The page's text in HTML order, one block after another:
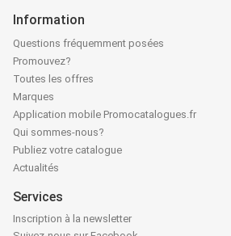
Information
Questions fréquemment posées
Promouvez?
Toutes les offres
Marques
Application mobile Promocatalogues.fr
Qui sommes-nous?
Publiez votre catalogue
Actualités
Services
Inscription à la newsletter